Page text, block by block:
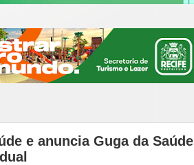
e anuncia Guga da Saúde